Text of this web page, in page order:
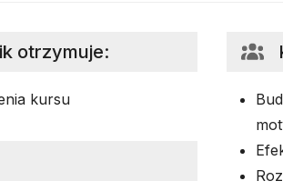
otrzymuje:
kursu